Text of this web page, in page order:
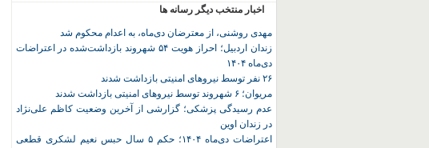
اخبار منتخب دیگر رسانه ها
مهدی روشنی، از معترضان دی‌ماه، به اعدام محکوم شد
زندان اردبیل؛ احراز هویت ۵۴ شهروند بازداشت‌شده در اعتراضات
دی‌ماه ۱۴۰۴
۲۶ نفر توسط نیروهای امنیتی بازداشت شدند
مریوان؛ ۶ شهروند توسط نیروهای امنیتی بازداشت شدند
عدم رسیدگی پزشکی؛ گزارشی از آخرین وضعیت کاظم علی‌نژاد
در زندان اوین
اعتراضات دی‌ماه ۱۴۰۴؛ حکم ۵ سال حبس نعیم لشکری قطعی